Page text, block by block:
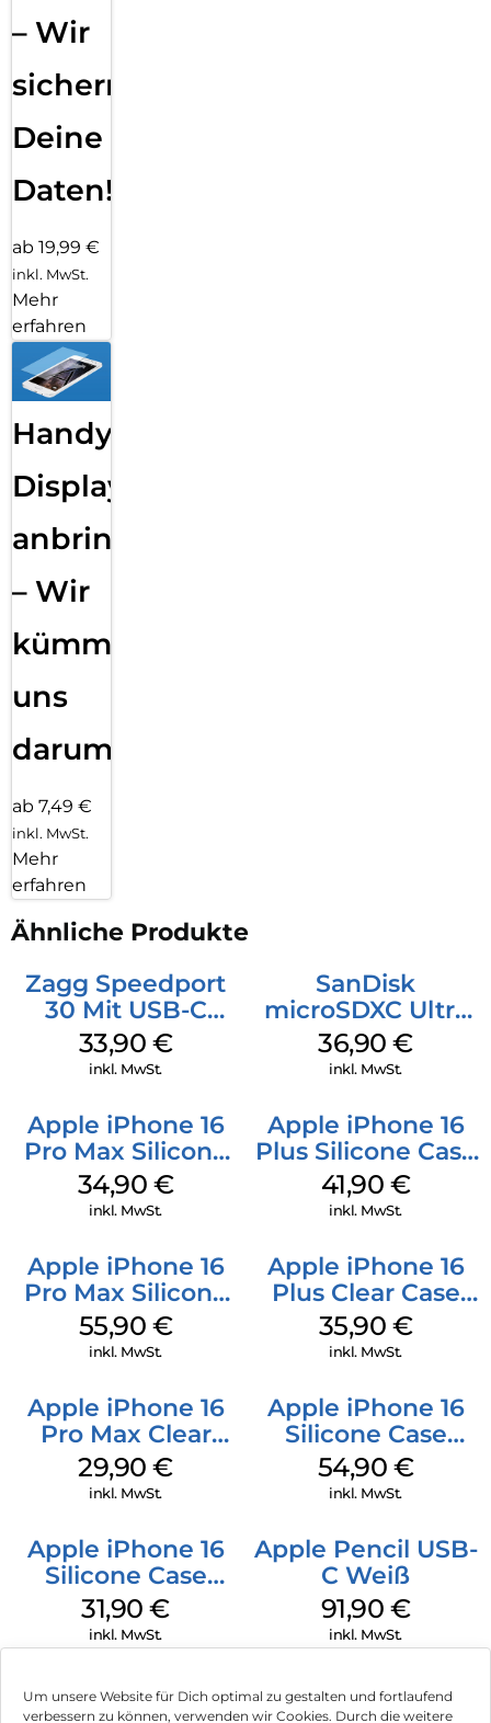
Um unsere Website für Dich optimal zu gestalten und fortlaufend
verbessern zu können, verwenden wir Cookies. Durch die weitere
– Wir
sichern
Deine
Daten!
ab 19,99 €
inkl. MwSt.
Mehr
erfahren
Handy
Displayfolie
anbringen
– Wir
kümmern
uns
darum!
ab 7,49 €
inkl. MwSt.
Mehr
erfahren
Ähnliche Produkte
Zagg Speedport
30 Mit USB-C
Kabel Weiß
33,90 €
inkl. MwSt.
SanDisk
microSDXC Ultra
128 GB + Adapter
Mobile
36,90€
inkl. MwSt.
Apple iPhone 16
Pro Max Silicone
Case MagSafe
Denim
34,90 €
inkl. MwSt.
Apple iPhone 16
Plus Silicone Case
MagSafe Stone
Gray
41,90 €
inkl. MwSt.
Apple iPhone 16
Pro Max Silicone
Case MagSafe
Stone Gray
55,90 €
inkl. MwSt.
Apple iPhone 16
Plus Clear Case
MagSafe
Transparent
35,90 €
inkl. MwSt.
Apple iPhone 16
Pro Max Clear
Case MagSafe
Transparent
29,90€
inkl. MwSt.
Apple iPhone 16
Silicone Case
MagSafe Black
54,90 €
inkl. MwSt.
Apple iPhone 16
Silicone Case
MagSafe Fuchsia
31,90€
inkl. MwSt.
Apple Pencil USB-
C Weiß
91,90 €
inkl. MwSt.